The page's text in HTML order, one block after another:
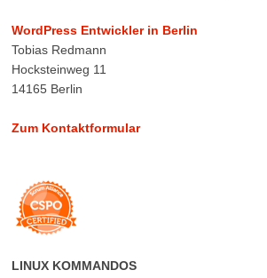
WordPress Entwickler in Berlin
Tobias Redmann
Hocksteinweg 11
14165 Berlin
Zum Kontaktformular
LINUX KOMMANDOS